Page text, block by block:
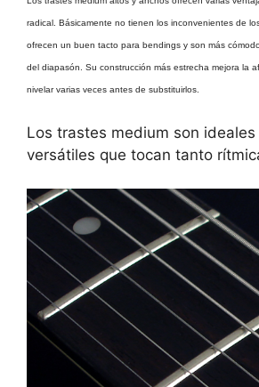
radical. Básicamente no tienen los inconvenientes de
ofrecen un buen tacto para bendings y son más
del diapasón. Su construcción más estrecha mejora la
nivelar varias veces antes de substituirlos.
Los trastes medium son
versátiles que tocan tanto